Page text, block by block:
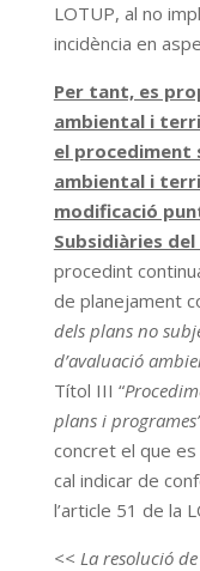
LOTUP, al no
incidència en
Per tant, es
ambiental i
el procediment
ambiental i
modificació
Subsidiàries
procedint
de planejament
dels plans no
d’avaluació
Títol III “
plans i
concret el que es
cal indicar de
l’article 51 de la
<< La resolució